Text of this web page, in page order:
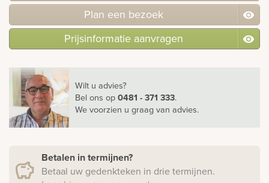
Plan een bezoek
Prijsinformatie aanvragen
Wilt u advies?
Bel ons op0481 - 371 333.
We voorzien u graag van advies.
Betalen in termijnen?
Betaal uw gedenkteken in drie termijnen.